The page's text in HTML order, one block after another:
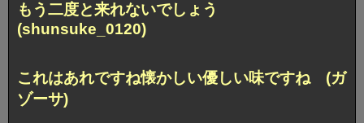
もう二度と来れないでしょう
(shunsuke_0120)
これはあれですね懐かしい優しい味ですね (ガ
ゾーサ)